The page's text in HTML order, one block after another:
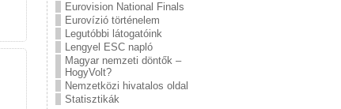
Eurovision National Finals
Eurovízió történelem
Legutóbbi látogatóink
Lengyel ESC napló
Magyar nemzeti döntők –
HogyVolt?
Nemzetközi hivatalos oldal
Statisztikák